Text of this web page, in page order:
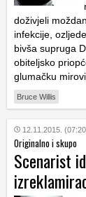
doživjeli
infekcije,
bivša supruga
obiteljsko
glumačku
Bruce Willis
12.11.2015.
Originalno i skupo
Scenarist